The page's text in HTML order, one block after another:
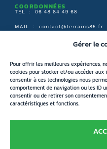
Gérer le
Pour offrir les meilleures expériences,
cookies pour stocker et/ou accéder
consentir à ces technologies nous
comportement de navigation ou les ID
consentir ou de retirer son
caractéristiques et fonctions.
COORDONNÉES
TEL : 06 48 84 49 68
MAIL : contact@terrains85.fr
ARBORESCENCE DU SITE
ACCUEIL
RECHERCHER UN TERRAIN